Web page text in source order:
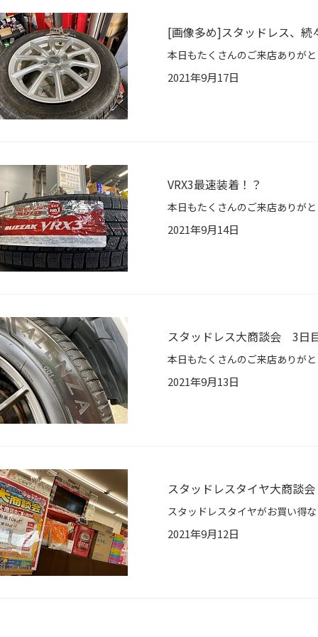
[画像多め]スタッドレス、
2021年9月17日
VRX3最速装着！？
2021年9月14日
スタッドレス大商談会 3日
2021年9月13日
スタッドレスタイヤ大商談
2021年9月12日